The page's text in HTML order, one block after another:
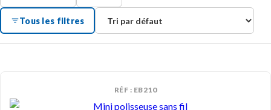
Tous les filtres
RÉF : EB210